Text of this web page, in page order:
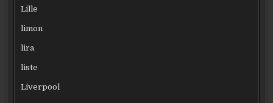
Lille
limon
lira
liste
Liverpool